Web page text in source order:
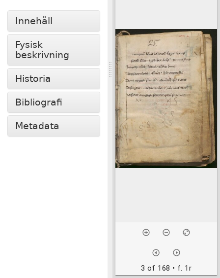
Innehåll
Fysisk
beskrivning
Historia
Bibliografi
Metadata
3 of 168 • f. 1r